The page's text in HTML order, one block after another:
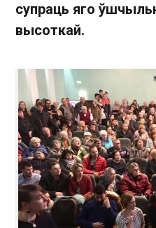
супраць яго
высоткай.